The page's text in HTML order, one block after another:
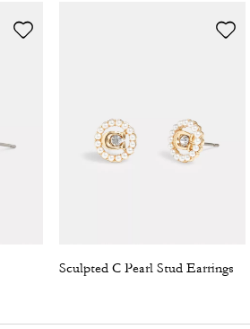
Sculpted C Pearl Stud Earrings